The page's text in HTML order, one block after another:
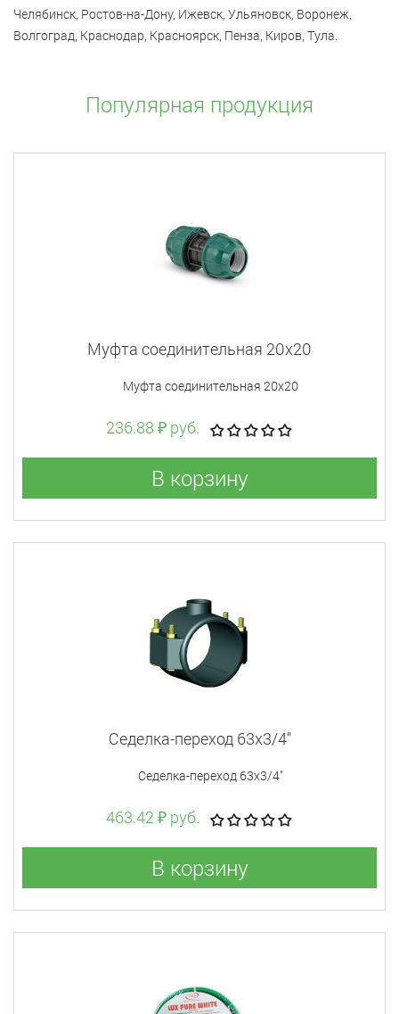
Челябинск, Ростов-на-Дону, Ижевск, Ульяновск, Воронеж,
Волгоград, Краснодар, Красноярск, Пенза, Киров, Тула.
Популярная продукция
Муфта соединительная 20x20
Муфта соединительная 20x20
236.88 ₽ руб.
В корзину
Седелка-переход 63x3/4"
Седелка-переход 63x3/4"
463.42 ₽ руб.
В корзину